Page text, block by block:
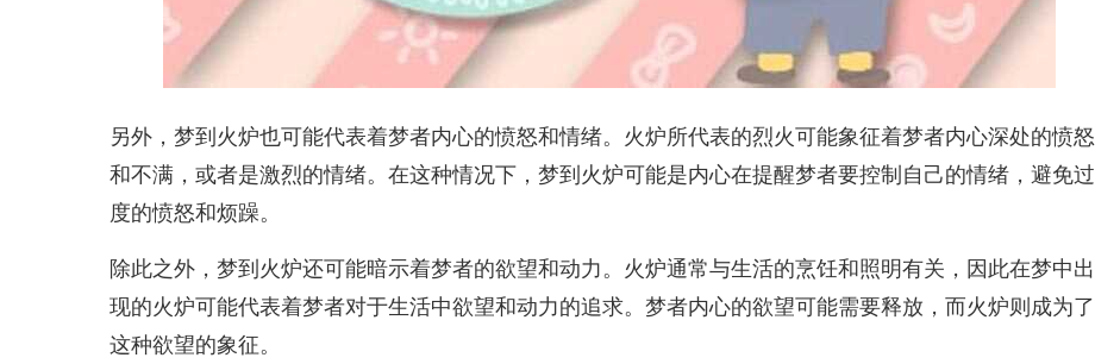
另外，梦到火炉也可能代表着梦者内心的愤怒和情绪。火炉所代表的烈火可能象征着梦者内心深处的愤怒
和不满，或者是激烈的情绪。在这种情况下，梦到火炉可能是内心在提醒梦者要控制自己的情绪，避免过
度的愤怒和烦躁。
除此之外，梦到火炉还可能暗示着梦者的欲望和动力。火炉通常与生活的烹饪和照明有关，因此在梦中出
现的火炉可能代表着梦者对于生活中欲望和动力的追求。梦者内心的欲望可能需要释放，而火炉则成为了
这种欲望的象征。